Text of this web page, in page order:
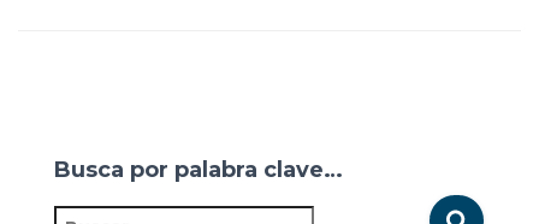
Busca por palabra clave…